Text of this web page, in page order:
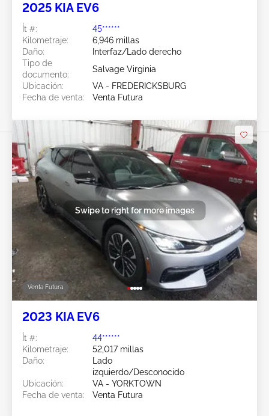
2025 KIA EV6
Ít #:
45******
Kilometraje:
6,946 millas
Daño:
Interfaz/Lado derecho
Tipo de
documento:
Salvage Virginia
Ubicación:
VA - FREDERICKSBURG
Fecha de venta:
Venta Futura
Venta Futura
Swipe to right for more images
2023 KIA EV6
Ít #:
44******
Kilometraje:
52,017 millas
Daño:
Lado
izquierdo/Desconocido
Ubicación:
VA - YORKTOWN
Fecha de venta:
Venta Futura